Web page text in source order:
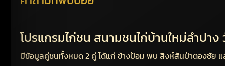
โปรแกรมไก่ชน สนามชนไก่บ้านใหม่ลำปา
มีข้อมูลคู่ชนทั้งหมด 2 คู่ ได้แก่ ข้างป้อม พบ สิงห์สันป่าตองชัย